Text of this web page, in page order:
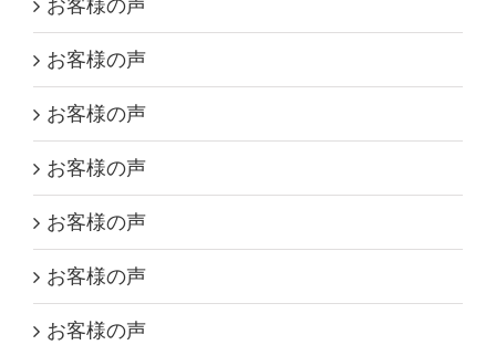
お客様の声
お客様の声
お客様の声
お客様の声
お客様の声
お客様の声
お客様の声